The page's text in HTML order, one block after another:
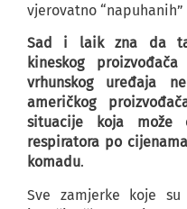
vjerovatno “napuhanih”
Sad i laik zna da
kineskog
vrhunskog uređaja
američkog
situacije koja može
respiratora po
komadu.
Sve zamjerke koje